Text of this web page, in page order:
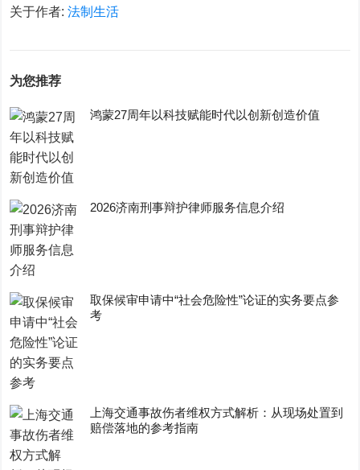
关于作者:法制生活
为您推荐
鸿蒙27周年以科技赋能时代以创新创造价值
2026济南刑事辩护律师服务信息介绍
取保候审申请中“社会危险性”论证的实务要点参
考
上海交通事故伤者维权方式解析：从现场处置到
赔偿落地的参考指南